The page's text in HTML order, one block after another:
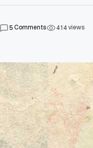
5Comments 414views